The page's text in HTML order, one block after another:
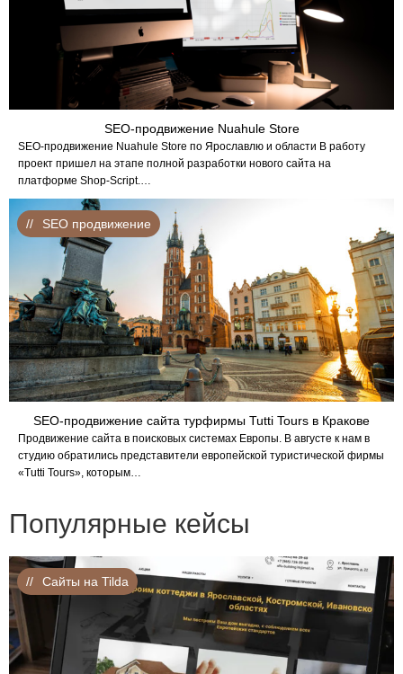
SEO-продвижение Nuahule Store
SEO-продвижение Nuahule Store по Ярославлю и области В работу
проект пришел на этапе полной разработки нового сайта на
платформе Shop-Script.…
SEO-продвижение сайта турфирмы Tutti Tours в Кракове
Продвижение сайта в поисковых системах Европы. В августе к нам в
студию обратились представители европейской туристической фирмы
«Tutti Tours», которым…
SEO продвижение
Популярные кейсы
Сайты на Tilda